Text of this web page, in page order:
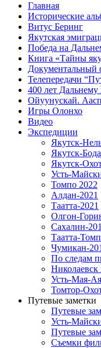
Главная
Исторические
Витус Беринг
Якутская
Победа на
Книга «Тайны
Документальный
Телепередачи
400 лет Дальнему
Ойуунускай.
Игры Олонхо
Видео
Экспедиции
Якутск-
Якутск-
Якутск-
Усть-
Томпо 2022
Алдан-2021
Таатта-2021
Олгон-
Сахалин-
Таатта-
Чумикан-
По следам
Усть-Мая-
Томтор-
Путевые заметки
Путевые
Усть-
Путевые
Съемки